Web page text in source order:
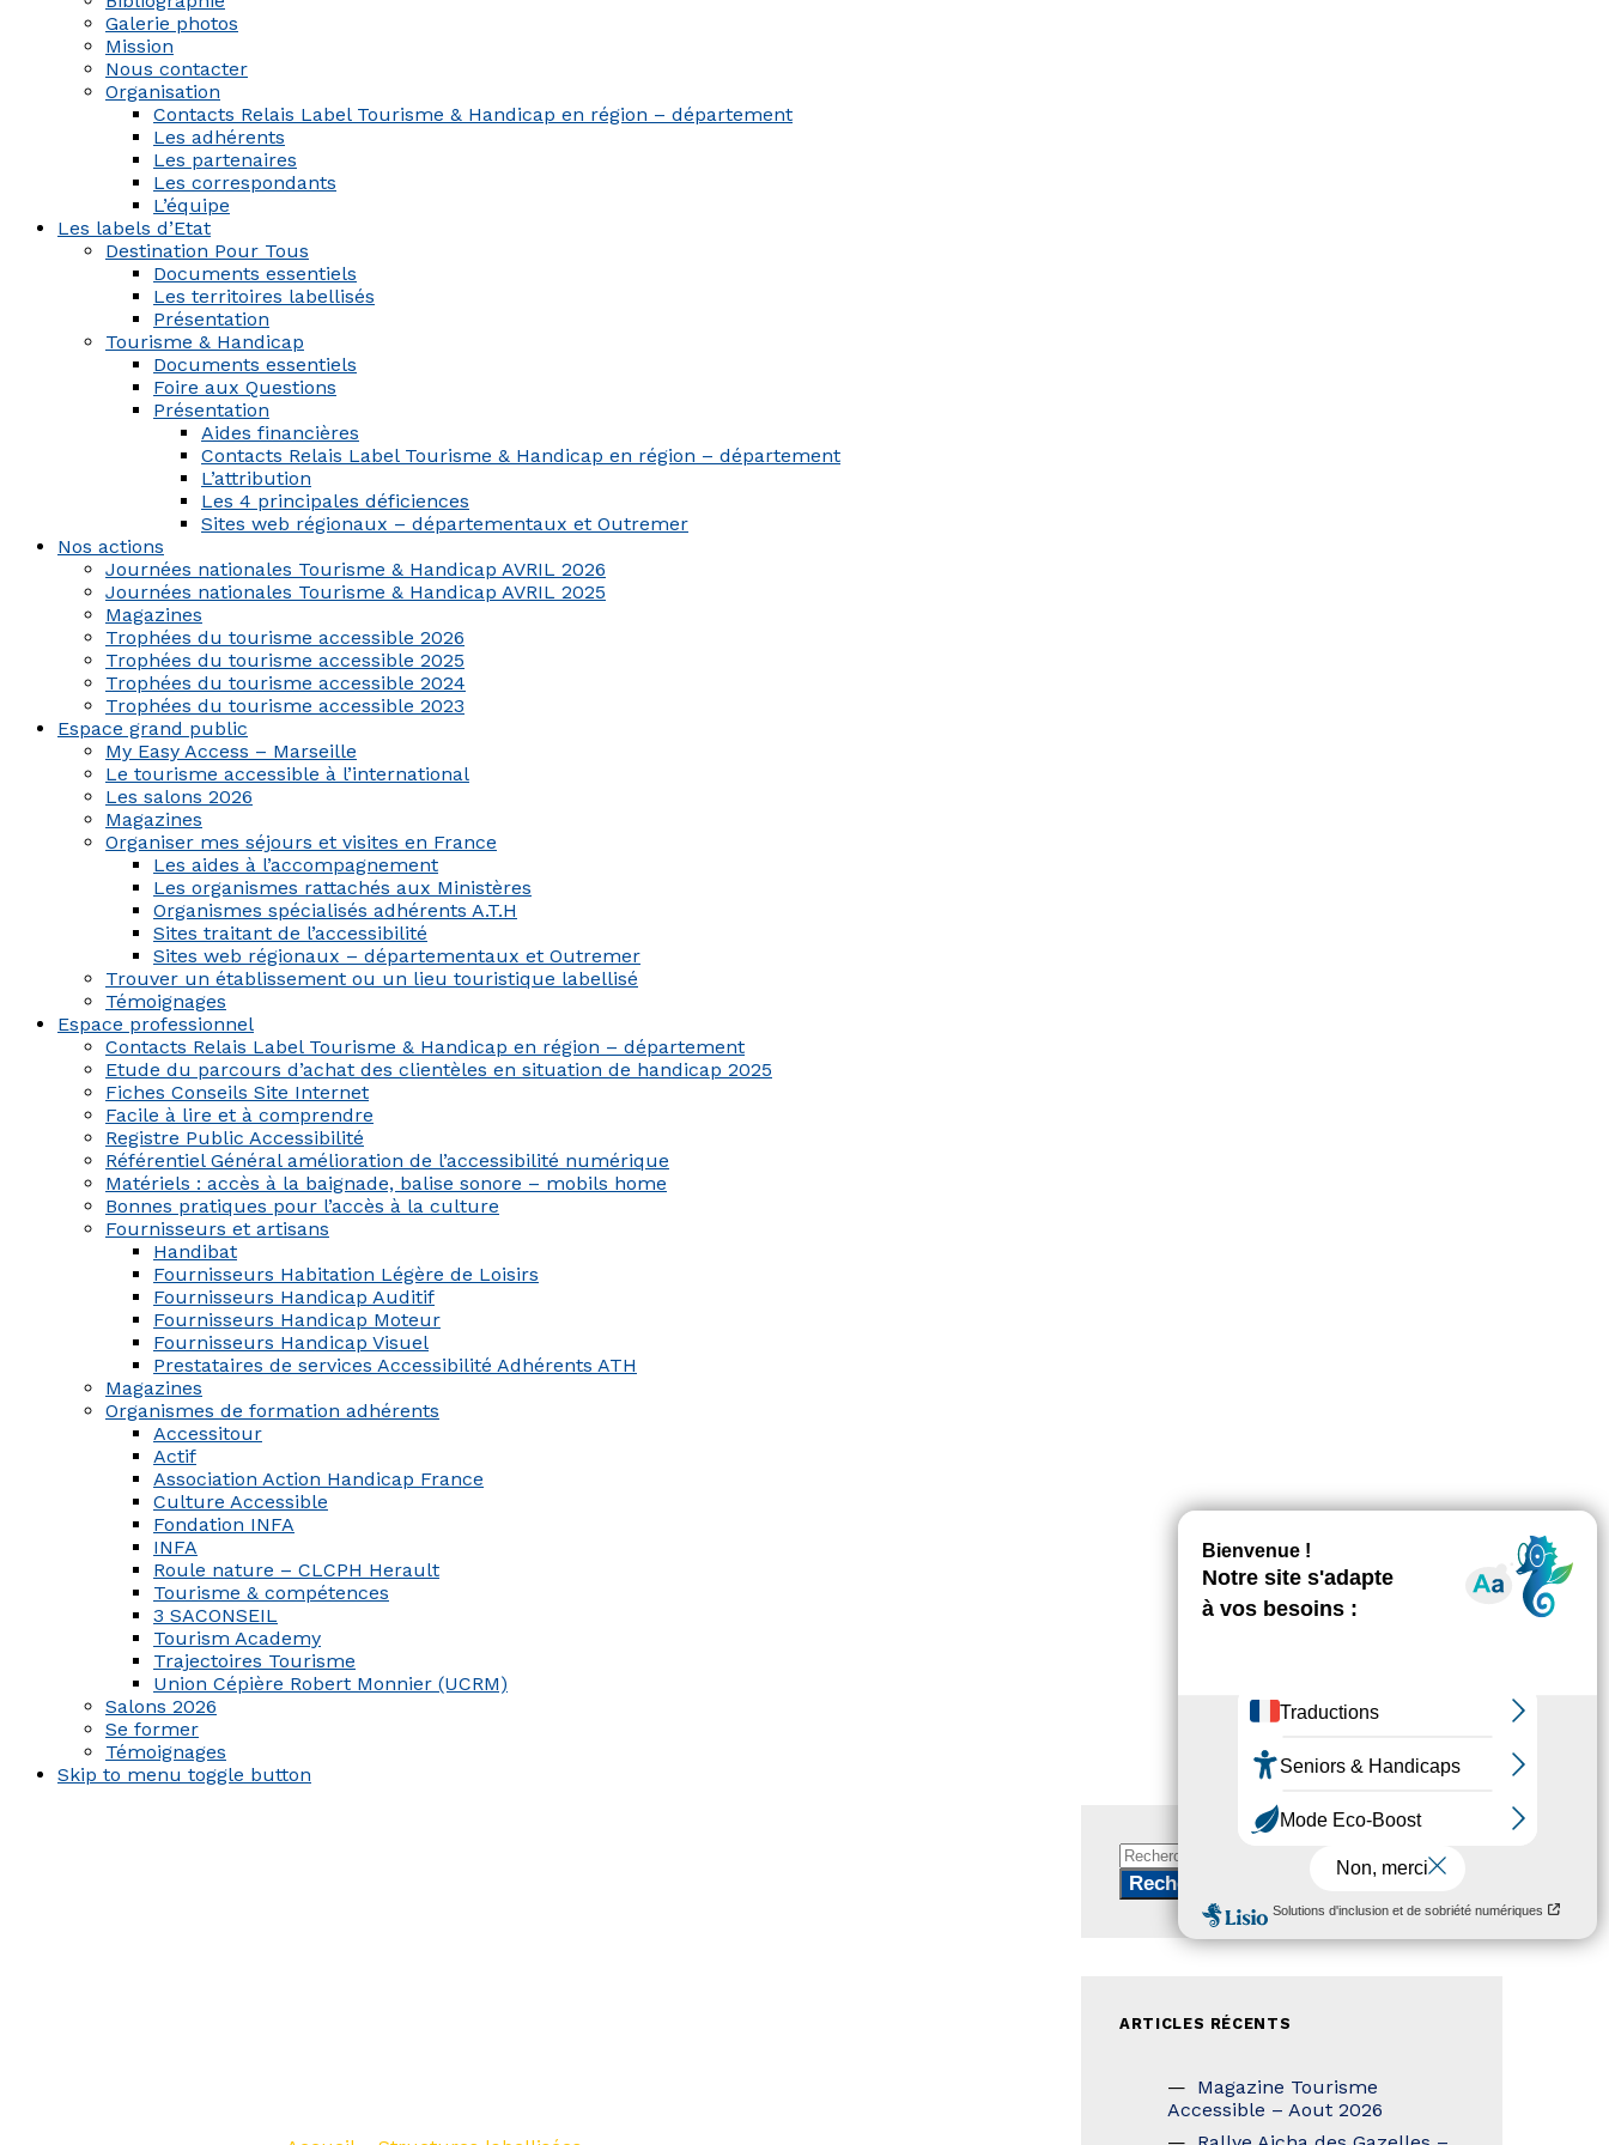
Galerie photos
Mission
Nous contacter
Organisation
Contacts Relais Label Tourisme & Handicap en région – département
Les adhérents
Les partenaires
Les correspondants
L’équipe
Les labels d’Etat
Destination Pour Tous
Documents essentiels
Les territoires labellisés
Présentation
Tourisme & Handicap
Documents essentiels
Foire aux Questions
Présentation
Aides financières
Contacts Relais Label Tourisme & Handicap en région – département
L’attribution
Les 4 principales déficiences
Sites web régionaux – départementaux et Outremer
Nos actions
Journées nationales Tourisme & Handicap AVRIL 2026
Journées nationales Tourisme & Handicap AVRIL 2025
Magazines
Trophées du tourisme accessible 2026
Trophées du tourisme accessible 2025
Trophées du tourisme accessible 2024
Trophées du tourisme accessible 2023
Espace grand public
My Easy Access – Marseille
Le tourisme accessible à l’international
Les salons 2026
Magazines
Organiser mes séjours et visites en France
Les aides à l’accompagnement
Les organismes rattachés aux Ministères
Organismes spécialisés adhérents A.T.H
Sites traitant de l’accessibilité
Sites web régionaux – départementaux et Outremer
Trouver un établissement ou un lieu touristique labellisé
Témoignages
Espace professionnel
Contacts Relais Label Tourisme & Handicap en région – département
Etude du parcours d’achat des clientèles en situation de handicap 2025
Fiches Conseils Site Internet
Facile à lire et à comprendre
Registre Public Accessibilité
Référentiel Général amélioration de l’accessibilité numérique
Matériels : accès à la baignade, balise sonore – mobils home
Bonnes pratiques pour l’accès à la culture
Fournisseurs et artisans
Handibat
Fournisseurs Habitation Légère de Loisirs
Fournisseurs Handicap Auditif
Fournisseurs Handicap Moteur
Fournisseurs Handicap Visuel
Prestataires de services Accessibilité Adhérents ATH
Magazines
Organismes de formation adhérents
Accessitour
Actif
Association Action Handicap France
Culture Accessible
Fondation INFA
INFA
Roule nature – CLCPH Herault
Tourisme & compétences
3 SACONSEIL
Tourism Academy
Trajectoires Tourisme
Union Cépière Robert Monnier (UCRM)
Salons 2026
Se former
Témoignages
Skip to menu toggle button
Rechercher :
ARTICLES RÉCENTS
Magazine Tourisme
Accessible – Aout 2026